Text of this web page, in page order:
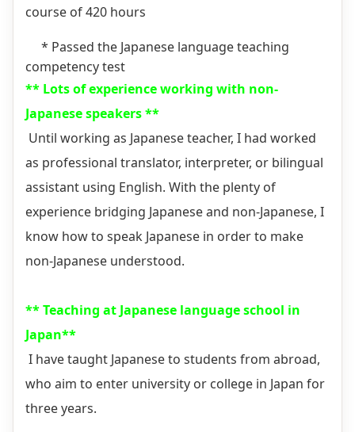
course of 420 hours
* Passed the Japanese language teaching
competency test
** Lots of experience working with non-
Japanese speakers **
Until working as Japanese teacher, I had worked
as professional translator, interpreter, or bilingual
assistant using English. With the plenty of
experience bridging Japanese and non-Japanese, I
know how to speak Japanese in order to make
non-Japanese understood.
** Teaching at Japanese language school in
Japan**
I have taught Japanese to students from abroad,
who aim to enter university or college in Japan for
three years.